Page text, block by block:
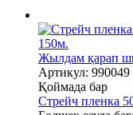
Жылдам қарап
Артикул: 990049
Қоймада бар
Стрейч пленка